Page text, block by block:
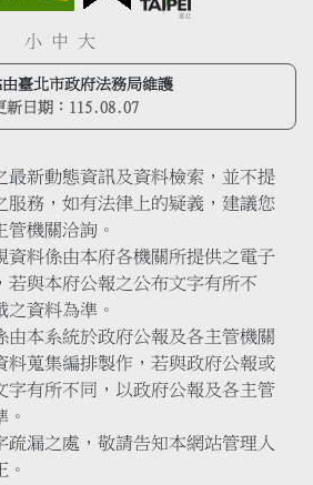
小 中 大
臺北市政府法務局維護
新日期： 115.08.07
最新動態資訊及資料檢索，並不提
服務，如有法律上的疑義，建議您
機關洽詢。
資料係由本府各機關所提供之電子
若與本府公報之公布文字有所不
之資料為準。
由本系統於政府公報及各主管機關
料蒐集編排製作，若與政府公報或
字有所不同，以政府公報及各主管
。
疏漏之處，敬請告知本網站管理人
。